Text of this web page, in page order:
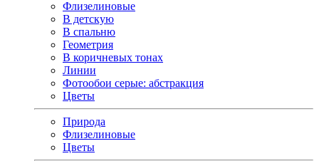
Флизелиновые
В детскую
В спальню
Геометрия
В коричневых тонах
Линии
Фотообои серые: абстракция
Цветы
Природа
Флизелиновые
Цветы